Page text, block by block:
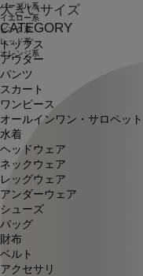
大きいサイズ
CATEGORY
トップス
アウター
パンツ
スカート
ワンピース
オールインワン・サロペット
水着
ヘッドウェア
ネックウェア
レッグウェア
アンダーウェア
シューズ
バッグ
財布
ベルト
アクセサリ
パープル系
イエロー系
ピンク系
レッド系
オレンジ系